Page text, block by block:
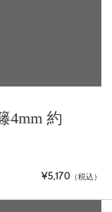
4mm 約
¥5,170 （税込）